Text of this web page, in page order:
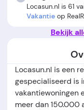
Locasun.nl is 61
Vakantie op
Bekijk
Locasun.nl is een
gespecialiseerd is
vakantiewoningen
meer dan 150.000